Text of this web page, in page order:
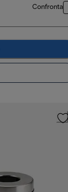
Confronta